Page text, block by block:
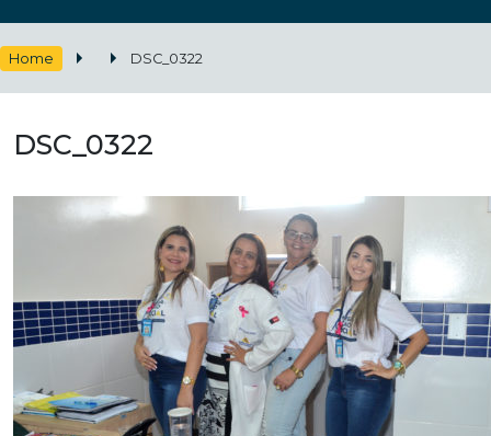
Home DSC_0322
DSC_0322